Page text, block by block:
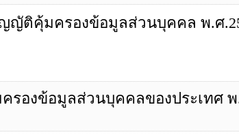
ติคุ้มครองข้อมูลส่วนบุคคล พ.ศ
องข้อมูลส่วนบุคคลของประเทศ พ.